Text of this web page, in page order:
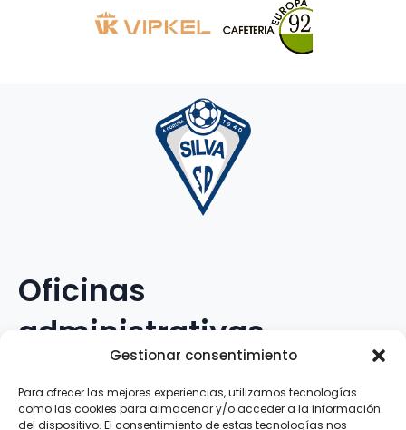
Gestionar consentimiento
Para ofrecer las mejores experiencias, utilizamos tecnologías
como las cookies para almacenar y/o acceder a la información
del dispositivo. El consentimiento de estas tecnologías nos
Oficinas
administrativas
Avenida Galileo Galilei, 12
15.008 · A Coruña · España